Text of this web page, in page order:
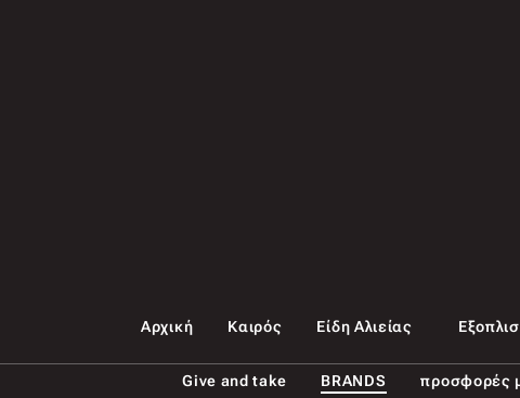
Αρχική Καιρός Είδη Αλιείας
Give and take BRANDS προσφορές